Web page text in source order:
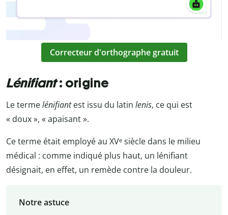
Correcteur d'orthographe gratuit
Lénifiant: origine
Le termelénifiantest issu du latin lenis, ce qui est
« doux », « apaisant ».
Ce terme était employé au XVᵉ siècle dans le milieu
médical : comme indiqué plus haut, un lénifiant
désignait, en effet, un remède contre la douleur.
Notre astuce